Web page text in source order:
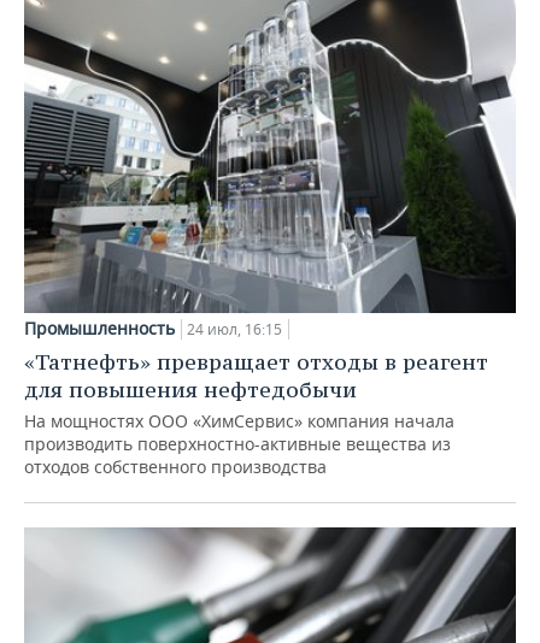
Промышленность 24 июл, 16:15
«Татнефть» превращает отходы в реагент
для повышения нефтедобычи
На мощностях ООО «ХимСервис» компания начала
производить поверхностно-активные вещества из
отходов собственного производства